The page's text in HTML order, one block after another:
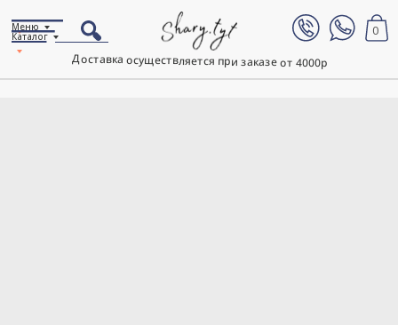
Доставка осуществляется при заказе от 4000р
0
Каталог
Меню